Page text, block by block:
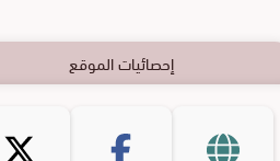
إحصائيات الموقع